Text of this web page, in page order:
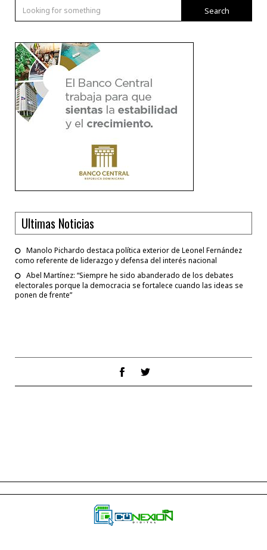
Search
Ultimas Noticias
Manolo Pichardo destaca política exterior de Leonel Fernández
como referente de liderazgo y defensa del interés nacional
Abel Martínez: “Siempre he sido abanderado de los debates
electorales porque la democracia se fortalece cuando las ideas se
ponen de frente”